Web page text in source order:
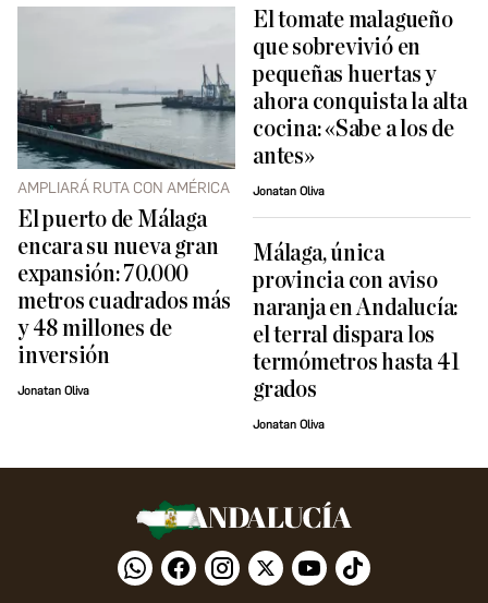
AMPLIARÁ RUTA CON AMÉRICA
El puerto de Málaga
encara su nueva gran
expansión: 70.000
metros cuadrados más
y 48 millones de
inversión
Jonatan Oliva
El tomate malagueño
que sobrevivió en
pequeñas huertas y
ahora conquista la alta
cocina: «Sabe a los de
antes»
Jonatan Oliva
Málaga, única
provincia con aviso
naranja en Andalucía:
el terral dispara los
termómetros hasta 41
grados
Jonatan Oliva